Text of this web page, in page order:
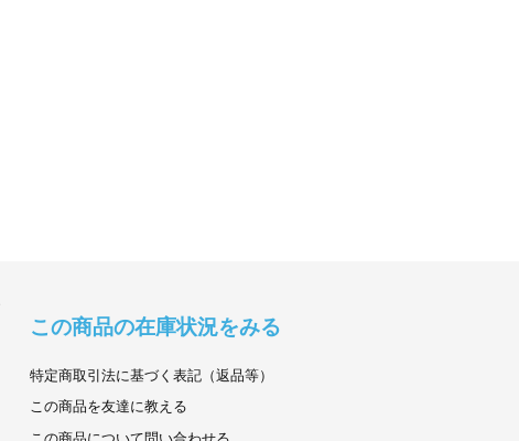
この商品の在庫状況をみる
特定商取引法に基づく表記（返品等）
この商品を友達に教える